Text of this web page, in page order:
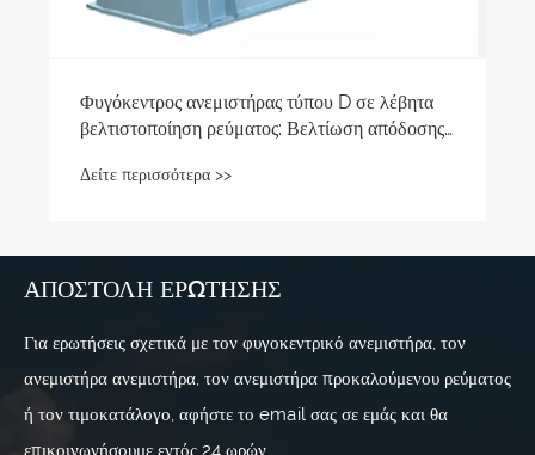
Φυγόκεντρος ανεμιστήρας τύπου D σε λέβητα
βελτιστοποίηση ρεύματος: Βελτίωση απόδοσης
Δείτε περισσότερα >>
ΑΠΟΣΤΟΛΉ ΕΡΏΤΗΣΗΣ
Για ερωτήσεις σχετικά με τον φυγοκεντρικό ανεμιστήρα, τον
ανεμιστήρα ανεμιστήρα, τον ανεμιστήρα προκαλούμενου ρεύματος
ή τον τιμοκατάλογο, αφήστε το email σας σε εμάς και θα